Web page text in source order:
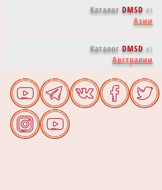
КаталогDMSD из
Азии
КаталогDMSD из
Австралии